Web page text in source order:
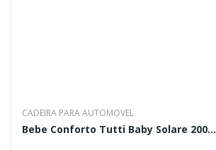
CADEIRA PARA AUTOMOVEL
Bebe Conforto Tutti Baby Solare 200...